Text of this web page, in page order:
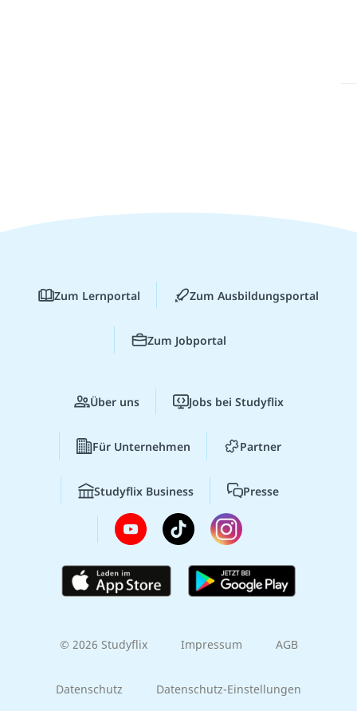
Zum Lernportal Zum Ausbildungsportal
Zum Jobportal
Über uns Jobs bei Studyflix
Für Unternehmen Partner
Studyflix Business Presse
© 2026 Studyflix Impressum AGB
Datenschutz Datenschutz-Einstellungen